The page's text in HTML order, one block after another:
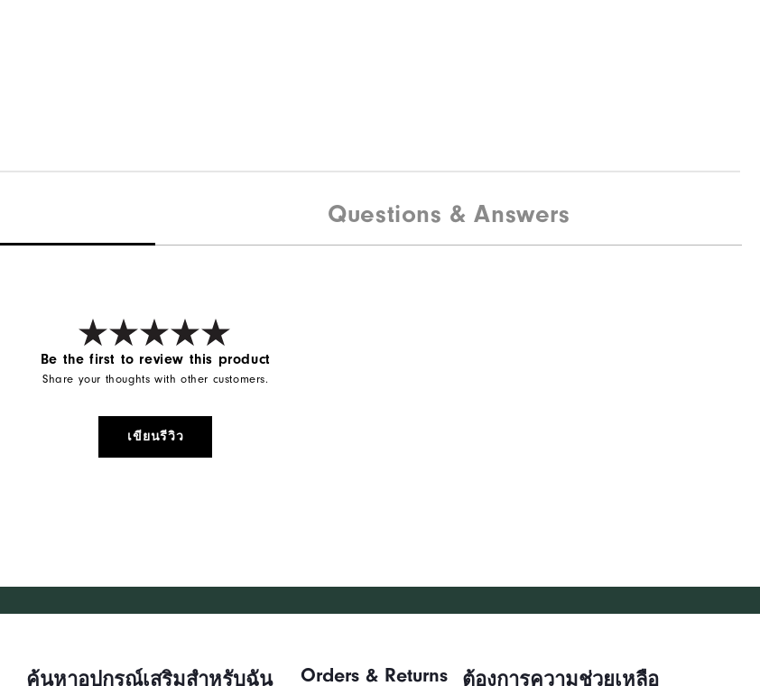
Questions & Answers
Be the first to review this product
Share your thoughts with other customers.
เขียนรีวิว
ค้นหาอุปกรณ์เสริมสำหรับฉัน Orders & Returns ต้องการความช่วยเหลือ